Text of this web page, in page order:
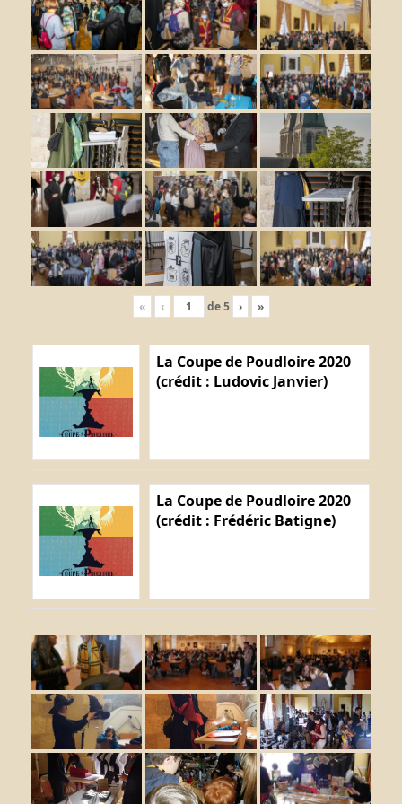
« ‹ de5 › »
La Coupe de Poudloire 2020
(crédit : Ludovic Janvier)
La Coupe de Poudloire 2020
(crédit : Frédéric Batigne)